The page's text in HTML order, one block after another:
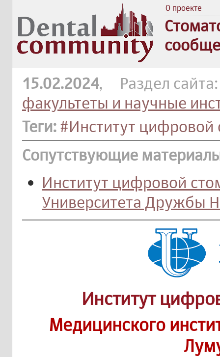
О проекте
15.02.2024, Раздел
факультеты и научные
Теги: #Институт цифровой
Сопутствующие
Институт цифровой
Университета Дружбы
Институт
Медицинского